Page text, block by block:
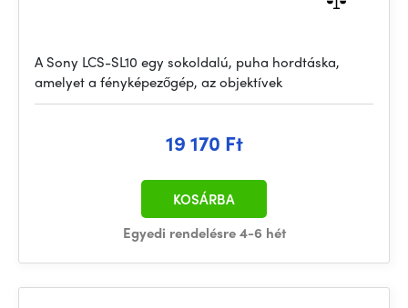
A Sony LCS-SL10 egy sokoldalú, puha hordtáska,
amelyet a fényképezőgép, az objektívek
19 170 Ft
Egyedi rendelésre 4-6 hét
KOSÁRBA